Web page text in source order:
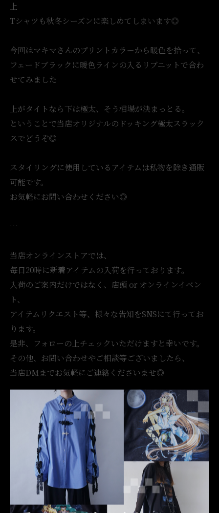
上
Tシャツも秋冬シーズンに楽しめてしまいます◎
今回はマキマさんのプリントカラーから暖色を拾って、
フェードブラックに暖色ラインの入るリブニットで合わ
せてみました
上がタイトなら下は極太、そう相場が決まっとる。
ということで当店オリジナルのドッキング極太スラック
スでどうぞ◎
スタイリングに使用しているアイテムは私物を除き通販
可能です。
お気軽にお問い合わせください◎
…
当店オンラインストアでは、
毎日20時に新着アイテムの入荷を行っております。
入荷のご案内だけではなく、店頭 or オンラインイベン
ト、
アイテムリクエスト等、様々な告知をSNSにて行ってお
ります。
是非、フォローの上チェックいただけますと幸いです。
その他、お問い合わせやご相談等ございましたら、
当店DMまでお気軽にご連絡くださいませ◎
【古着屋 月暈（ツキガサ）】
OTAKU / REMAKE
【営業時間】14:00-20:00 不定休 / 短縮営業有
【Online Store Update】 Everyday 20:00
【Worldwide】 @tsukigasa.jp